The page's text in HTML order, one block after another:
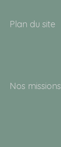
Plan du site
Nos missions